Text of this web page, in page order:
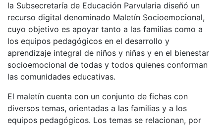
la Subsecretaría de Educación Parvularia diseñó un
recurso digital denominado Maletín Socioemocional,
cuyo objetivo es apoyar tanto a las familias como a
los equipos pedagógicos en el desarrollo y
aprendizaje integral de niños y niñas y en el bienestar
socioemocional de todas y todos quienes conforman
las comunidades educativas.
El maletín cuenta con un conjunto de fichas con
diversos temas, orientadas a las familias y a los
equipos pedagógicos. Los temas se relacionan, por